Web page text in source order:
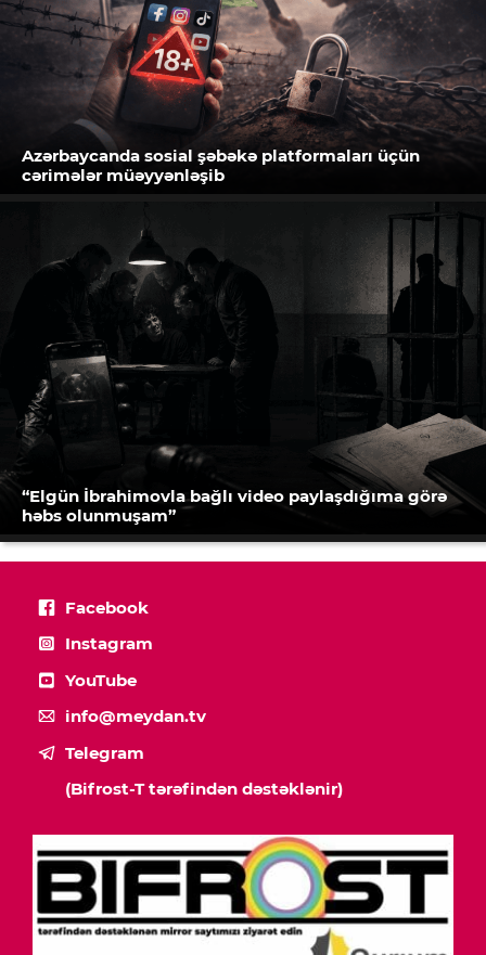
Azərbaycanda sosial şəbəkə platformaları üçün
cərimələr müəyyənləşib
“Elgün İbrahimovla bağlı video paylaşdığıma görə
həbs olunmuşam”
Facebook
Instagram
YouTube
info@meydan.tv
Telegram
(Bifrost-T tərəfindən dəstəklənir)